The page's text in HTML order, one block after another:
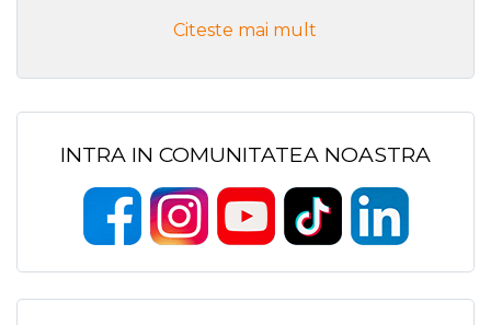
Citeste mai mult
INTRA IN COMUNITATEA NOASTRA